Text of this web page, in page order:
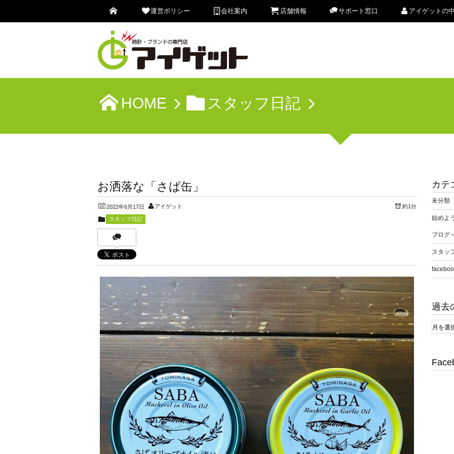
運営ポリシー 会社案内 店舗情報 サポート窓口 アイゲットの
HOME スタッフ日記
お洒落な「さば缶」
2022年6月17日 アイゲット 約1分
スタッフ日記
カテ
未分類
始めよ
ブログ
スタッ
過去